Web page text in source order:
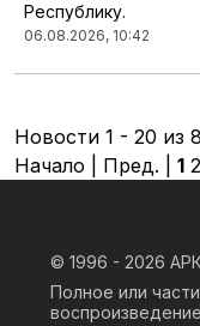
Республику.
06.08.2026, 10:42
Новости 1 - 20 из
Начало | Пред. | 1 2
© 1996 - 2026
Полное или